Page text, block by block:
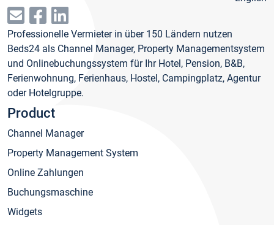
Professionelle Vermieter in über 150 Ländern nutzen
Beds24 als Channel Manager, Property Managementsystem
und Onlinebuchungssystem für Ihr Hotel, Pension, B&B,
Ferienwohnung, Ferienhaus, Hostel, Campingplatz, Agentur
oder Hotelgruppe.
Product
Channel Manager
Property Management System
Online Zahlungen
Buchungsmaschine
Widgets